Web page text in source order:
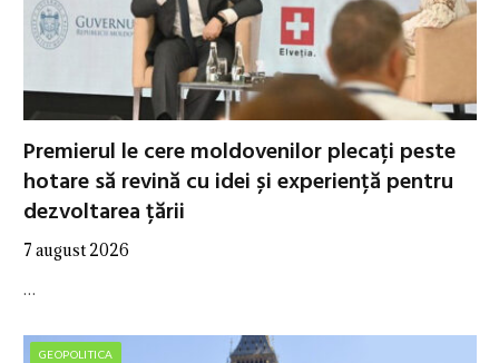
Premierul le cere moldovenilor plecați peste
hotare să revină cu idei și experiență pentru
dezvoltarea țării
7 august 2026
…
GEOPOLITICA